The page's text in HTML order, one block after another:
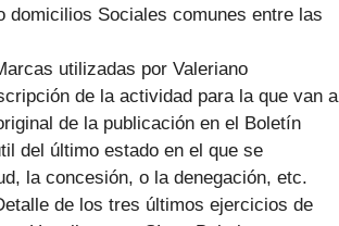
Sociales comunes entre las
utilizadas por Valeriano
de la actividad para la que van a
de la publicación en el Boletín
del último estado en el que se
la concesión, o la denegación, etc.
de los tres últimos ejercicios de